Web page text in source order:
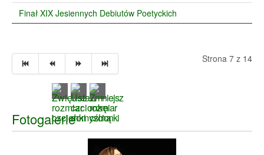
Finał XIX Jesiennych Debiutów Poetyckich
Strona 7 z 14
Fotogalerie